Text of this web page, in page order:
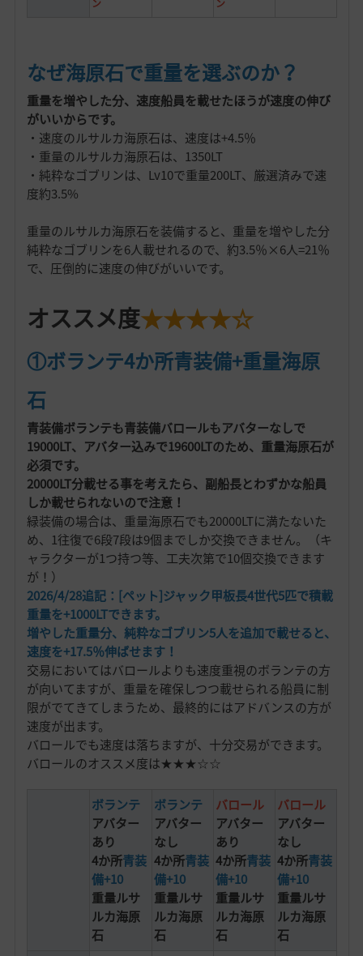
ン ン
なぜ海原石で重量を選ぶのか？
重量を増やした分、速度船員を載せたほうが速度の伸び
がいいからです。
・速度のルサルカ海原石は、速度は+4.5％
・重量のルサルカ海原石は、1350LT
・純粋なゴブリンは、Lv10で重量200LT、厳選済みで速
度約3.5%
重量のルサルカ海原石を装備すると、重量を増やした分
純粋なゴブリンを6人載せれるので、約3.5％×6人=21％
で、圧倒的に速度の伸びがいいです。
オススメ度★★★★☆
①ボランテ4か所青装備+重量海原
石
青装備ボランテも青装備バロールもアバターなしで
19000LT、アバター込みで19600LTのため、重量海原石が
必須です。
20000LT分載せる事を考えたら、副船長とわずかな船員
しか載せられないので注意！
緑装備の場合は、重量海原石でも20000LTに満たないた
め、1往復で6段7段は9個までしか交換できません。（キ
ャラクターが1つ持つ等、工夫次第で10個交換できます
が！）
2026/4/28追記：[ペット]ジャック甲板長4世代5匹で積載
重量を+1000LTできます。
増やした重量分、純粋なゴブリン5人を追加で載せると、
速度を+17.5％伸ばせます！
交易においてはバロールよりも速度重視のボランテの方
が向いてますが、重量を確保しつつ載せられる船員に制
限がでてきてしまうため、最終的にはアドバンスの方が
速度が出ます。
バロールでも速度は落ちますが、十分交易ができます。
バロールのオススメ度は★★★☆☆
ボランテ
アバター
あり
4か所青装
備+10
重量ルサ
ルカ海原
石
ボランテ
アバター
なし
4か所青装
備+10
重量ルサ
ルカ海原
石
バロール
アバター
あり
4か所青装
備+10
重量ルサ
ルカ海原
石
バロール
アバター
なし
4か所青装
備+10
重量ルサ
ルカ海原
石